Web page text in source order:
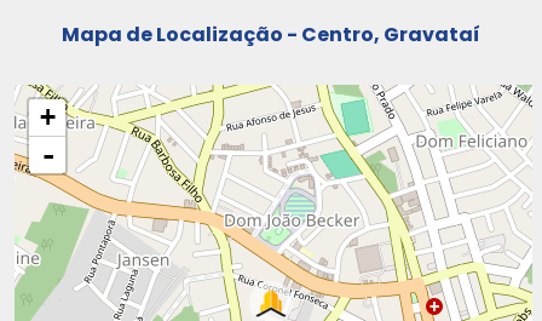
Mapa de Localização - Centro, Gravataí